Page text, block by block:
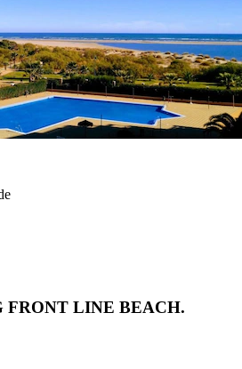
FRONT LINE BEACH.